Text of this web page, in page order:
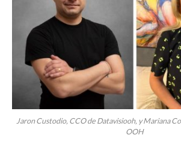
Jaron Custodio, CCO de Datavisiooh, y Mariana
OOH